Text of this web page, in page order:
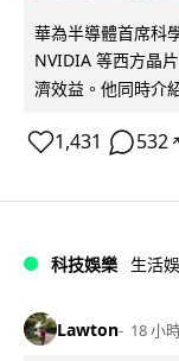
華為半導體首席科
NVIDIA 等西方晶
濟效益。他同時介
1,431 532 ↗
科技娛樂 生活
Lawton 18 小